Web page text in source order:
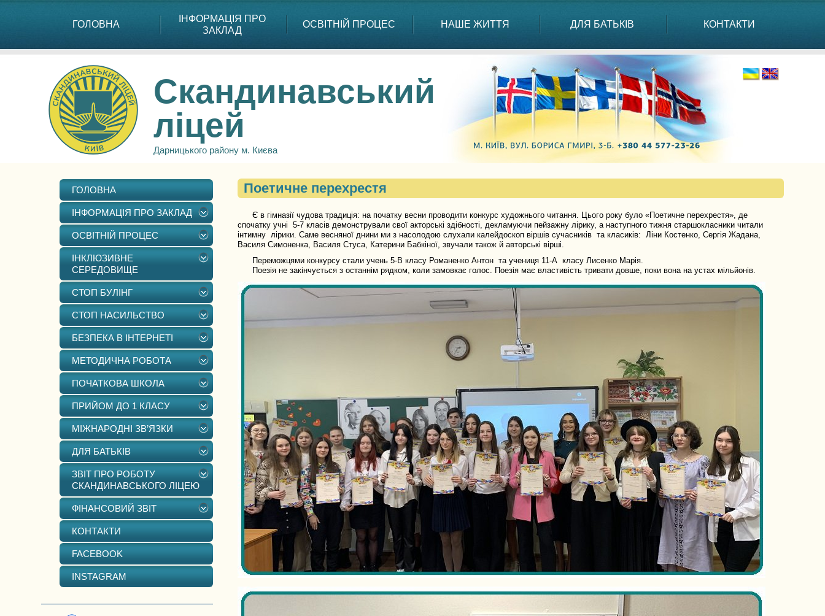
ГОЛОВНА
ІНФОРМАЦІЯ ПРО
ЗАКЛАД
ОСВІТНІЙ ПРОЦЕС НАШЕ ЖИТТЯ ДЛЯ БАТЬКІВ КОНТАКТИ
Скандинавський
ліцей
Дарницького району м. Києва
ГОЛОВНА
ІНФОРМАЦІЯ ПРО ЗАКЛАД
ОСВІТНІЙ ПРОЦЕС
ІНКЛЮЗИВНЕ
СЕРЕДОВИЩЕ
СТОП БУЛІНГ
СТОП НАСИЛЬСТВО
БЕЗПЕКА В ІНТЕРНЕТІ
МЕТОДИЧНА РОБОТА
ПОЧАТКОВА ШКОЛА
ПРИЙОМ ДО 1 КЛАСУ
МІЖНАРОДНІ ЗВ’ЯЗКИ
ДЛЯ БАТЬКІВ
ЗВІТ ПРО РОБОТУ
СКАНДИНАВСЬКОГО ЛІЦЕЮ
ФІНАНСОВИЙ ЗВІТ
КОНТАКТИ
FACEBOOK
INSTAGRAM
Поетичне перехрестя
Є в гімназії чудова традиція: на початку весни проводити конкурс художнього читання. Цього року було «Поетичне перехрестя», де
спочатку учні 5-7 класів демонстрували свої акторські здібності, декламуючи пейзажну лірику, а наступного тижня старшокласники читали
інтимну лірики. Саме весняної днини ми з насолодою слухали калейдоскоп віршів сучасників та класиків: Ліни Костенко, Сергія Жадана,
Василя Симоненка, Василя Стуса, Катерини Бабкіної, звучали також й авторські вірші.
Переможцями конкурсу стали учень 5-В класу Романенко Антон та учениця 11-А класу Лисенко Марія.
Поезія не закінчується з останнім рядком, коли замовкає голос. Поезія має властивість тривати довше, поки вона на устах мільйонів.